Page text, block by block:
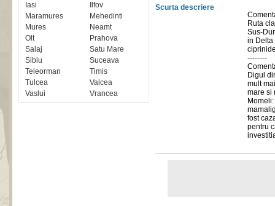
Iasi
Ilfov
Maramures
Mehedinti
Mures
Neamt
Olt
Prahova
Salaj
Satu Mare
Sibiu
Suceava
Teleorman
Timis
Tulcea
Valcea
Vaslui
Vrancea
Scurta descriere
Ruta
Sus-
in Delta
--------
Digul
mult
mare si
fost
pentru